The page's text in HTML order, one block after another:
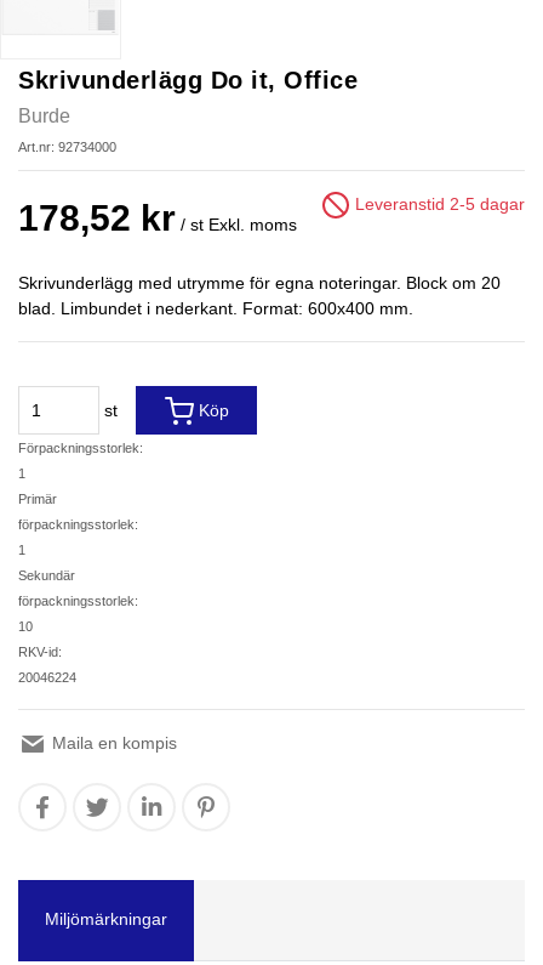
Skrivunderlägg Do it, Office
Burde
Art.nr: 92734000
178,52 kr / st Exkl. moms
Leveranstid 2-5 dagar
Skrivunderlägg med utrymme för egna noteringar. Block om 20
blad. Limbundet i nederkant. Format: 600x400 mm.
st
Förpackningsstorlek:
1
Primär
förpackningsstorlek:
1
Sekundär
förpackningsstorlek:
10
RKV-id:
20046224
Köp
Maila en kompis
Miljömärkningar